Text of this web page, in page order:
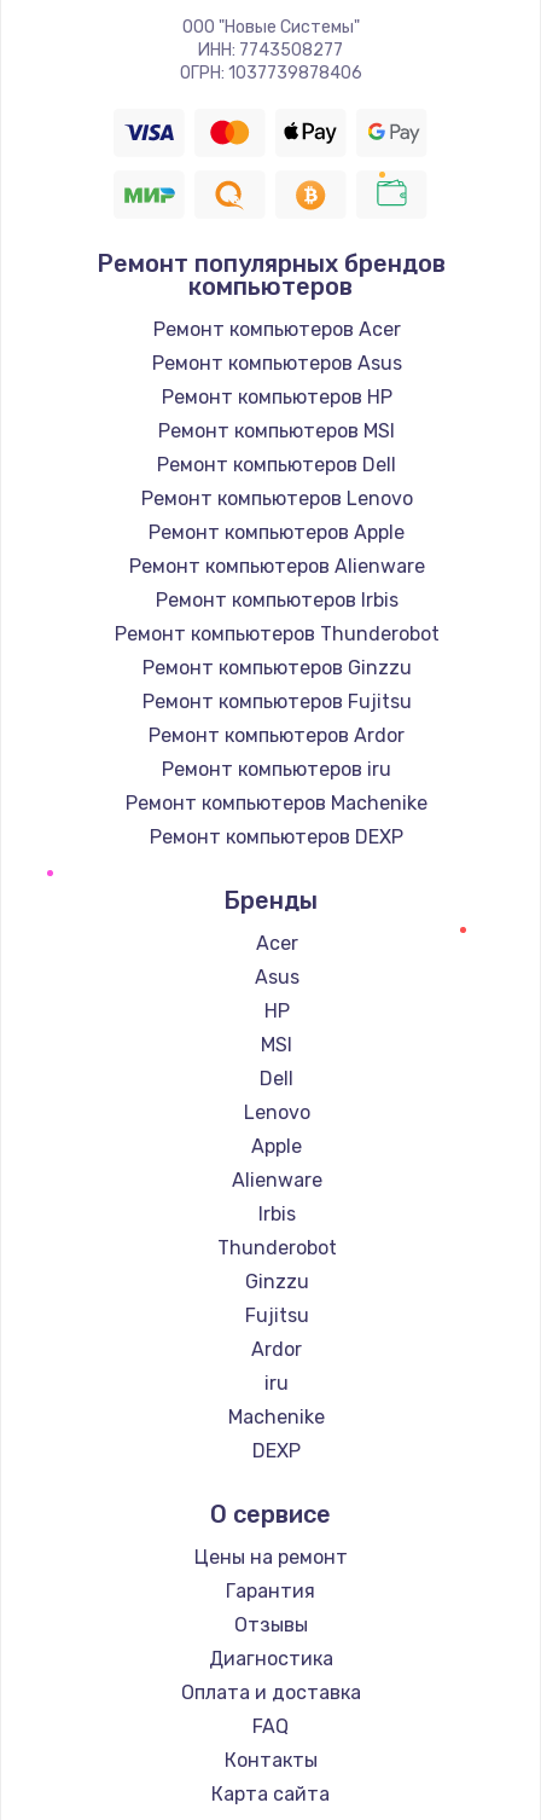
ООО "Новые Системы"
ИНН: 7743508277
ОГРН: 1037739878406
Ремонт популярных брендов
компьютеров
Ремонт компьютеров Acer
Ремонт компьютеров Asus
Ремонт компьютеров HP
Ремонт компьютеров MSI
Ремонт компьютеров Dell
Ремонт компьютеров Lenovo
Ремонт компьютеров Apple
Ремонт компьютеров Alienware
Ремонт компьютеров Irbis
Ремонт компьютеров Thunderobot
Ремонт компьютеров Ginzzu
Ремонт компьютеров Fujitsu
Ремонт компьютеров Ardor
Ремонт компьютеров iru
Ремонт компьютеров Machenike
Ремонт компьютеров DEXP
Ремонт компьютеров Intel
Ремонт компьютеров Beelink
Ремонт компьютеров CHUWI
Бренды
Acer
Asus
HP
MSI
Dell
Lenovo
Apple
Alienware
Irbis
Thunderobot
Ginzzu
Fujitsu
Ardor
iru
Machenike
DEXP
Intel
Beelink
CHUWI
О сервисе
Цены на ремонт
Гарантия
Отзывы
Диагностика
Оплата и доставка
FAQ
Контакты
Карта сайта